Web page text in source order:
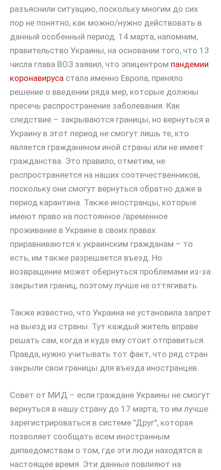
разъяснили ситуацию, поскольку многим до сих
пор не понятно, как можно/нужно действовать в
данный особенный период. 14 марта, напомним,
правительство Украины, на основании того, что 13
числа глава ВОЗ заявил, что эпицентром пандемии
коронавируса стала именно Европа, приняло
решение о введении ряда мер, которые должны
пресечь распространение заболевания. Как
следствие – закрываются границы, но вернуться в
Украину в этот период не смогут лишь те, кто
является гражданином иной страны или не имеет
гражданства. Это правило, отметим, не
распространяется на наших соотечественников,
поскольку они смогут вернуться обратно даже в
период карантина. Также иностранцы, которые
имеют право на постоянное /временное
проживание в Украине в своих правах
приравниваются к украинским гражданам – то
есть, им также разрешается въезд. Но
возвращение может обернуться проблемами из-за
закрытия границ, поэтому лучше не оттягивать.
Также известно, что Украина не установила запрет
на выезд из страны. Тут каждый житель вправе
решать сам, когда и куда ему стоит отправиться.
Правда, нужно учитывать тот факт, что ряд стран
закрыли свои границы для въезда иностранцев.
Совет от МИД – если граждане Украины не смогут
вернуться в нашу страну до 17 марта, то им лучше
зарегистрироваться в системе "Друг", которая
позволяет сообщать всем иностранным
дипведомствам о том, где эти люди находятся в
настоящее время. Эти данные повлияют на